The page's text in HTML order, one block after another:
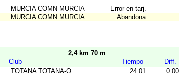
MURCIA COMN MURCIA
Error en tarj.
MURCIA COMN MURCIA Abandona
2,4 km 70 m
Club Tiempo
Diff.
TOTANA TOTANA-O 24:01
0:00